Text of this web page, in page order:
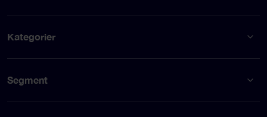
Kategorier
Segment